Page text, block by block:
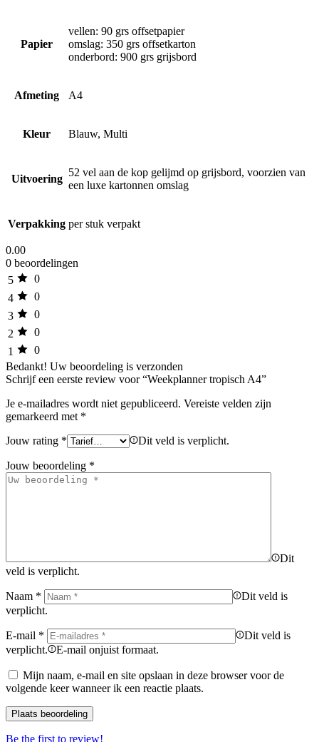
Papier
vellen: 90 grs offsetpapier
omslag: 350 grs offsetkarton
onderbord: 900 grs grijsbord
Afmeting A4
Kleur Blauw, Multi
Uitvoering
52 vel aan de kop gelijmd op grijsbord, voorzien van
een luxe kartonnen omslag
Verpakking per stuk verpakt
0.00
0 beoordelingen
5
0
4
0
3
0
2
0
1
0
Bedankt! Uw beoordeling is verzonden
Schrijf een eerste review voor “Weekplanner tropisch A4”
Je e-mailadres wordt niet gepubliceerd. Vereiste velden zijn
gemarkeerd met *
Jouw rating * Dit veld is verplicht.
Jouw beoordeling *
Dit
veld is verplicht.
Naam *
Dit veld is
verplicht.
E-mail *
Dit veld is
verplicht.
E-mail onjuist formaat.
Mijn naam, e-mail en site opslaan in deze browser voor de
volgende keer wanneer ik een reactie plaats.
Be the first to review!